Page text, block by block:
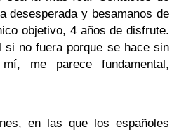
desesperada y besamanos de
objetivo, 4 años de disfrute.
si no fuera porque se hace sin
me parece fundamental,
en las que los españoles